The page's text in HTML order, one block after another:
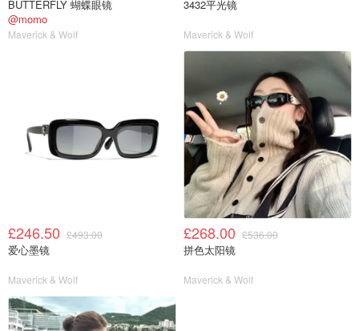
BUTTERFLY 蝴蝶眼镜
@momo
Maverick & Wolf
3432平光镜
Maverick & Wolf
£246.50 £493.00
爱心墨镜
Maverick & Wolf
£268.00 £536.00
拼色太阳镜
Maverick & Wolf